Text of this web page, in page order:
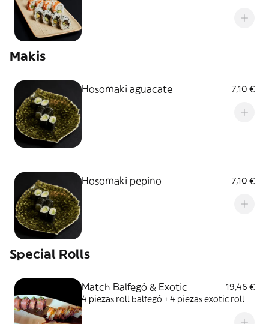
Makis
Hosomaki aguacate 7,10 €
Hosomaki pepino 7,10 €
Special Rolls
Match Balfegó & Exotic
19,46 €
4 piezas roll balfegó + 4 piezas exotic roll